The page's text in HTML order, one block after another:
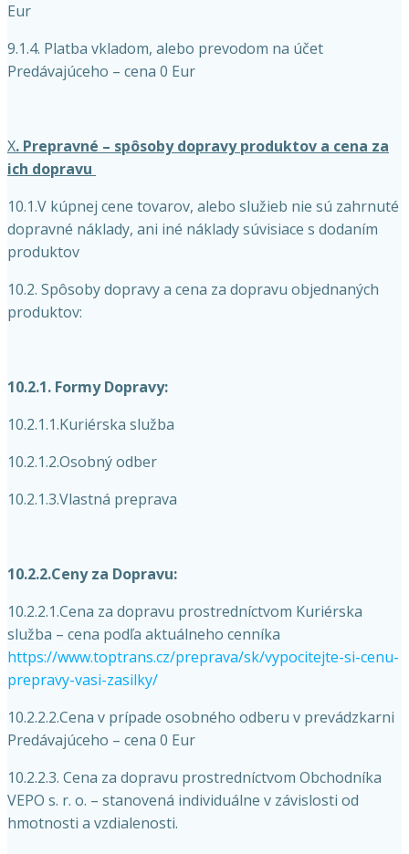
Eur
9.1.4. Platba vkladom, alebo prevodom na účet
Predávajúceho – cena 0 Eur
X. Prepravné – spôsoby dopravy produktov a cena za
ich dopravu
10.1.V kúpnej cene tovarov, alebo služieb nie sú zahrnuté
dopravné náklady, ani iné náklady súvisiace s dodaním
produktov
10.2. Spôsoby dopravy a cena za dopravu objednaných
produktov:
10.2.1. Formy Dopravy:
10.2.1.1.Kuriérska služba
10.2.1.2.Osobný odber
10.2.1.3.Vlastná preprava
10.2.2.Ceny za Dopravu:
10.2.2.1.Cena za dopravu prostredníctvom Kuriérska
služba – cena podľa aktuálneho cenníka
https://www.toptrans.cz/preprava/sk/vypocitejte-si-cenu-
prepravy-vasi-zasilky/
10.2.2.2.Cena v prípade osobného odberu v prevádzkarni
Predávajúceho – cena 0 Eur
10.2.2.3. Cena za dopravu prostredníctvom Obchodníka
VEPO s. r. o. – stanovená individuálne v závislosti od
hmotnosti a vzdialenosti.